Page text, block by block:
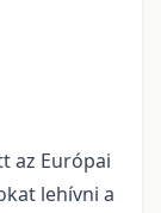
az Európai
lehívni a